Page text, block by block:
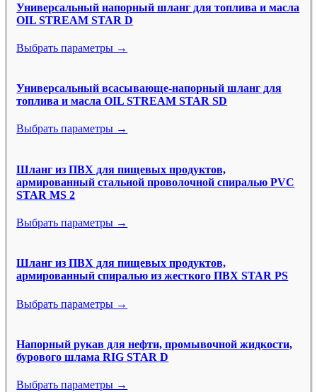
Универсальный напорный шланг для топлива и масла
OIL STREAM STAR D
Выбрать параметры →
Универсальный всасывающе-напорный шланг для
топлива и масла OIL STREAM STAR SD
Выбрать параметры →
Шланг из ПВХ для пищевых продуктов,
армированный стальной проволочной спиралью PVC
STAR MS 2
Выбрать параметры →
Шланг из ПВХ для пищевых продуктов,
армированный спиралью из жесткого ПВХ STAR PS
Выбрать параметры →
Напорный рукав для нефти, промывочной жидкости,
бурового шлама RIG STAR D
Выбрать параметры →